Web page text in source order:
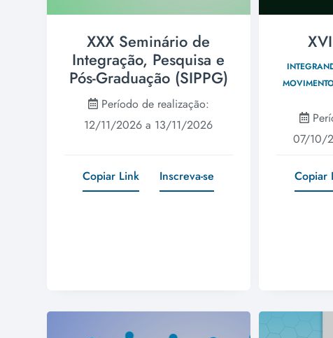
XXX Seminário de
Integração, Pesquisa e
Pós-Graduação (SIPPG)
Período de realização:
12/11/2026 a 13/11/2026
Copiar Link Inscreva-se
07/10/
Copiar